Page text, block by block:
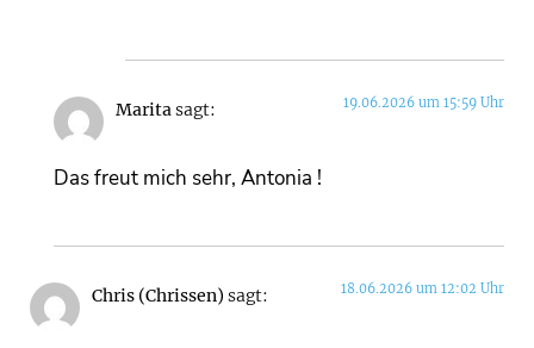
Maritasagt: 19.06.2026 um 15:59 Uhr
Das freut mich sehr, Antonia !
Chris (Chrissen) sagt: 18.06.2026 um 12:02 Uhr